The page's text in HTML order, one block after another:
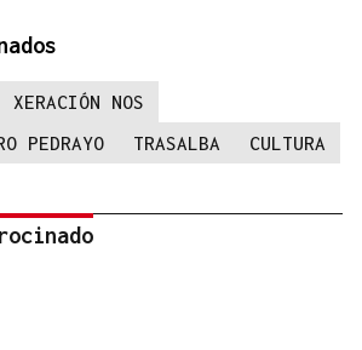
XERACIÓN NOS
PEDRAYO
TRASALBA CULTURA